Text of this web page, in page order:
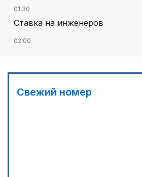
01:30
Ставка на инженеров
02:00
02:30
Программа модернизации – в
Свежий номер